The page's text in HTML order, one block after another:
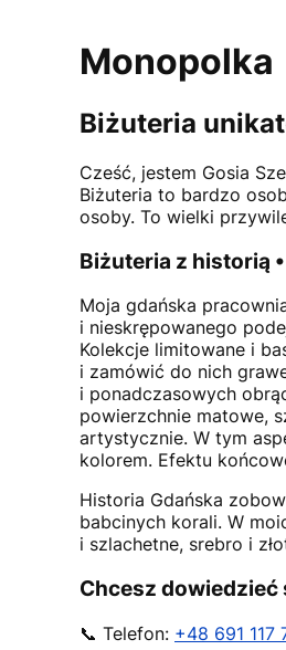
Monopolka
Biżuteria
Cześć, jestem Gosia
Biżuteria to bardzo
osoby. To wielki
Biżuteria z historią
Moja gdańska
i nieskrępowanego
Kolekcje limitowane i
i zamówić do nich
i ponadczasowych
powierzchnie matowe,
artystycznie. W tym
kolorem. Efektu
Historia Gdańska
babcinych korali. W
i szlachetne, srebro i
Chcesz dowiedzieć
📞 Telefon: +48 691 117